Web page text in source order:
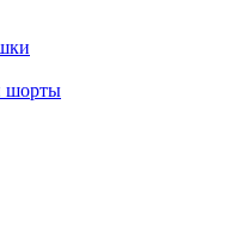
шорты